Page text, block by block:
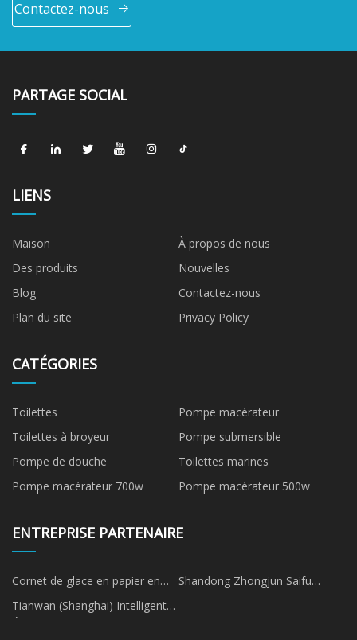
Contactez-nous
PARTAGE SOCIAL
LIENS
Maison
À propos de nous
Des produits
Nouvelles
Blog
Contactez-nous
Plan du site
Privacy Policy
CATÉGORIES
Toilettes
Pompe macérateur
Toilettes à broyeur
Pompe submersible
Pompe de douche
Toilettes marines
Pompe macérateur 700w
Pompe macérateur 500w
ENTREPRISE PARTENAIRE
Cornet de glace en papier en
vrac
Shandong Zhongjun Saifu
Tianwan (Shanghai) Intelligent